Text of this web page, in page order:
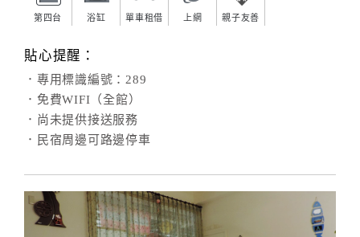
第四台 浴缸 單車租借 上網 親子友善
貼心提醒：
．專用標識編號：289
．免費WIFI（全館）
．尚未提供接送服務
．民宿周邊可路邊停車